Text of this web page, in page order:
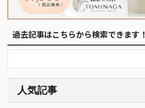
過去記事はこちらから検索できます！
人気記事